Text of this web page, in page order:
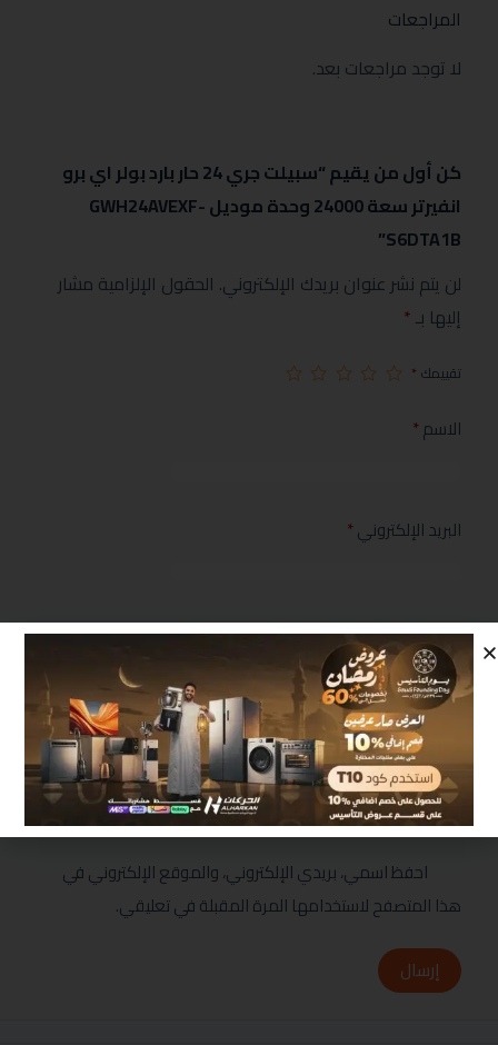
المراجعات
لا توجد مراجعات بعد.
كن أول من يقيم “سبيلت جري 24 حار بارد بولر اي برو
انفيرتر سعة 24000 وحدة موديل GWH24AVEXF-
S6DTA1B”
لن يتم نشر عنوان بريدك الإلكتروني. الحقول الإلزامية مشار
إليها بـ*
تقييمك *
الاسم*
البريد الإلكتروني*
مراجعتك*
احفظ اسمي، بريدي الإلكتروني، والموقع الإلكتروني في
هذا المتصفح لاستخدامها المرة المقبلة في تعليقي.
إرسال